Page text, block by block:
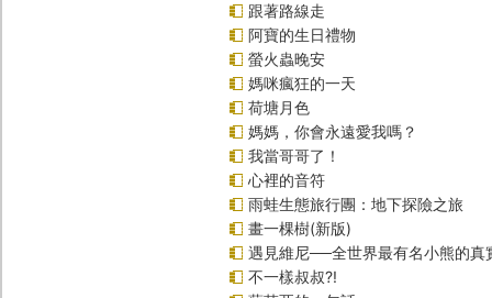
跟著路線走
阿寶的生日禮物
螢火蟲晚安
媽咪瘋狂的一天
荷塘月色
媽媽，你會永遠愛我嗎？
我當哥哥了！
心裡的音符
雨蛙生態旅行團：地下探險之旅
畫一棵樹(新版)
遇見維尼──全世界最有名小熊的真
不一樣叔叔?!